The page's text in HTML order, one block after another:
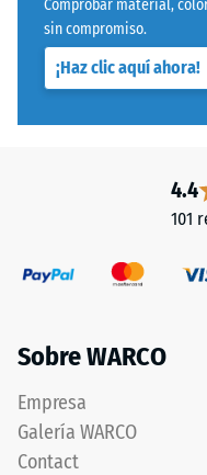
Comprobar material,
sin compromiso.
¡Haz clic aquí ahora!
4.4
101
Sobre WARCO
Empresa
Galería WARCO
Contact